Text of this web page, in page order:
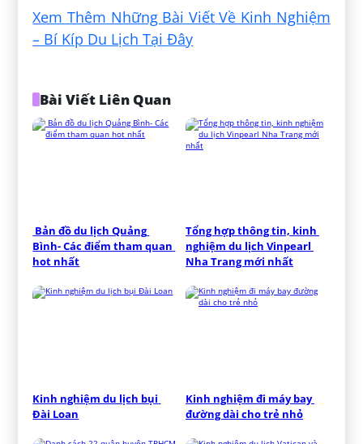
Xem Thêm Những Bài Viết Về Kinh Nghiệm
– Bí Kíp Du Lịch Tại Đây
Bài Viết Liên Quan
Bản đồ du lịch Quảng
Bình- Các điểm tham quan
hot nhất
Tổng hợp thông tin, kinh
nghiệm du lịch Vinpearl
Nha Trang mới nhất
Kinh nghiệm du lịch bụi
Đài Loan
Kinh nghiệm đi máy bay
đường dài cho trẻ nhỏ